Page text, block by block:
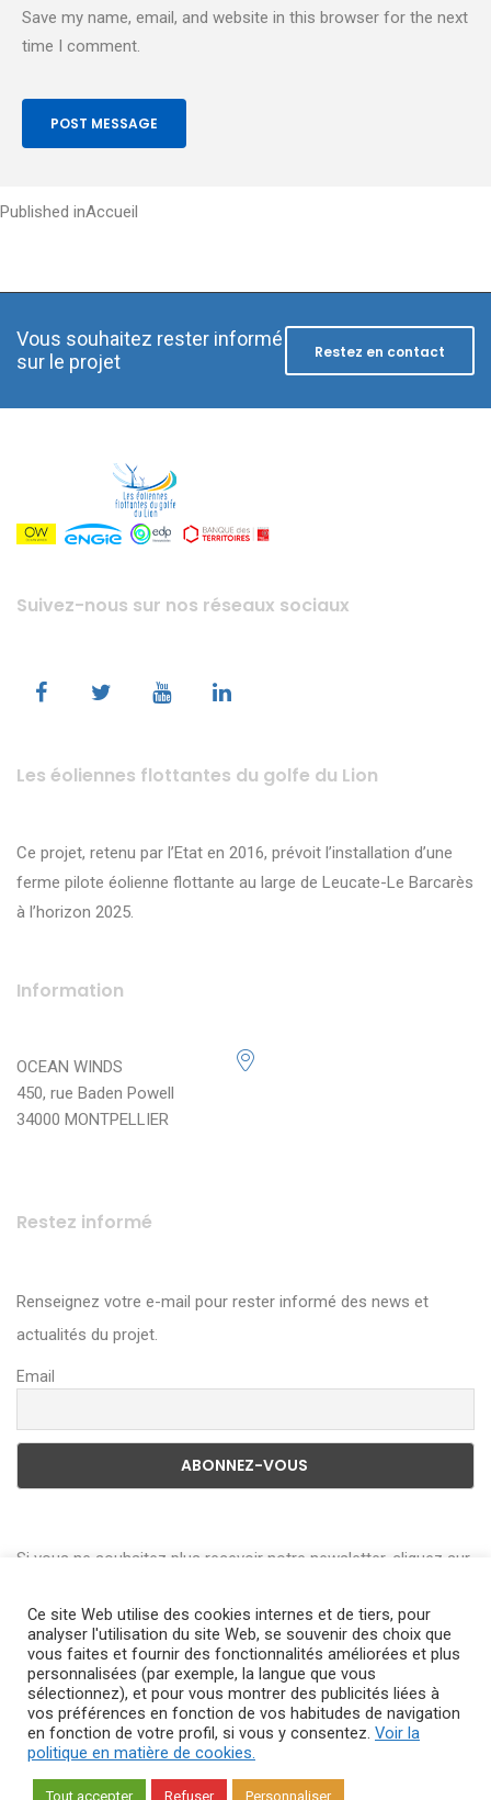
Save my name, email, and website in this browser for the next
time I comment.
Post
Published inAccueil
Vous souhaitez rester informé
sur le projet
Restez en contact
Suivez-nous sur nos réseaux sociaux
Les éoliennes flottantes du golfe du Lion
Ce projet, retenu par l’Etat en 2016, prévoit l’installation d’une
ferme pilote éolienne flottante au large de Leucate-Le Barcarès
à l’horizon 2025.
Information
OCEAN WINDS
450, rue Baden Powell
34000 MONTPELLIER
Restez informé
Renseignez votre e-mail pour rester informé des news et
actualités du projet.
Email
Si vous ne souhaitez plus recevoir notre newsletter, cliquez sur
Vous pouvez consulter l’historique de l’utilisation de vos
données en vous adressant àdpm.egn@engie.com
Copyright © 2018Agence web DPNEWS
All Rights Reserved —
Protection des données personnelles—Avis de confidentialité —
Ce site Web utilise des cookies internes et de tiers, pour
analyser l'utilisation du site Web, se souvenir des choix que
vous faites et fournir des fonctionnalités améliorées et plus
personnalisées (par exemple, la langue que vous
sélectionnez), et pour vous montrer des publicités liées à
vos préférences en fonction de vos habitudes de navigation
en fonction de votre profil, si vous y consentez. Voir la
politique en matière de cookies.
Tout accepter Refuser Personnaliser